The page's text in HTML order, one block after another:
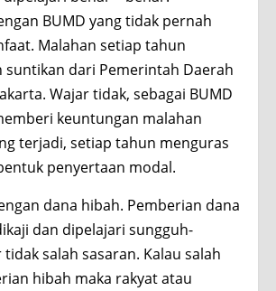
BUMD yang tidak pernah
Malahan setiap tahun
suntikan dari Pemerintah Daerah
Wajar tidak, sebagai BUMD
keuntungan malahan
terjadi, setiap tahun menguras
penyertaan modal.
dana hibah. Pemberian dana
dan dipelajari sungguh-
salah sasaran. Kalau salah
hibah maka rakyat atau